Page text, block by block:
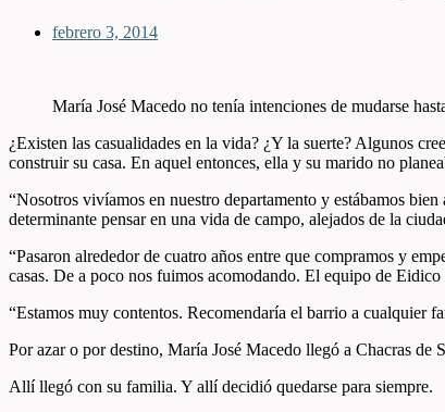
febrero 3, 2014
María José Macedo no tenía intenciones de mudarse
¿Existen las casualidades en la vida? ¿Y la suerte? Algunos
construir su casa. En aquel entonces, ella y su marido no
“Nosotros vivíamos en nuestro departamento y estábamos
determinante pensar en una vida de campo, alejados de la
“Pasaron alrededor de cuatro años entre que compramos y
casas. De a poco nos fuimos acomodando. El equipo de
“Estamos muy contentos. Recomendaría el barrio a cualquier
Por azar o por destino, María José Macedo llegó a Chacras
Allí llegó con su familia. Y allí decidió quedarse para siempre.